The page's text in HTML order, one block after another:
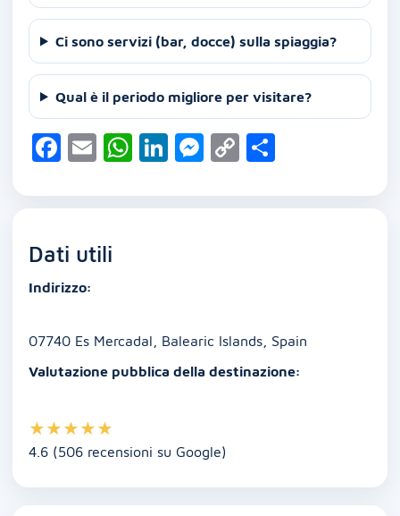
Ci sono servizi (bar, docce) sulla spiaggia?
Qual è il periodo migliore per visitare?
F
c
b
o
k
E
ai
W
at
Li
k
M
ss
C
p n
Dati utili
Indirizzo:
07740 Es Mercadal, Balearic Islands, Spain
Valutazione pubblica della destinazione:
★★★★★
4.6 (506 recensioni su Google)